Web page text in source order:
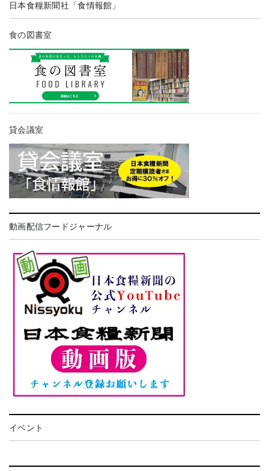
日本食糧新聞社「食情報館」
食の図書室
貸会議室
動画配信フードジャーナル
イベント